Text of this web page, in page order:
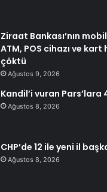
Ziraat Bankası’nın
ATM, POS cihazı ve
çöktü
Ağustos 9, 2026
Kandil’i vuran Pars’lara
Ağustos 8, 2026
CHP’de 12 ile yeni il
Ağustos 8, 2026